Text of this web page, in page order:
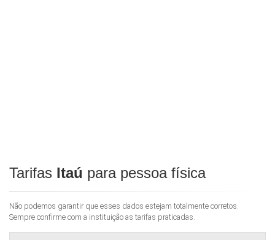
Tarifas Itaú para pessoa física
Não podemos garantir que esses dados estejam totalmente corretos.
Sempre confirme com a instituição as tarifas praticadas.